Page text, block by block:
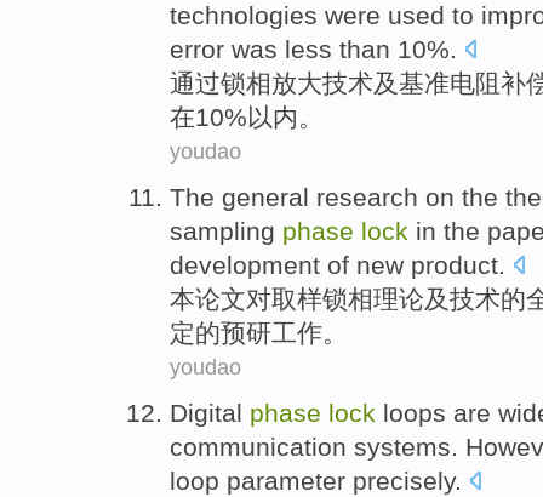
technologies were used to
error was less than 10%.
通过锁相放大技术及 基准电阻 补
在10%以内。
youdao
The general research on the
sampling phase lock in the
development of new product.
本论文对取样锁相理论及技术的
定的预研工作。
youdao
Digital phase lock loops are
communication systems.
loop parameter precisely.